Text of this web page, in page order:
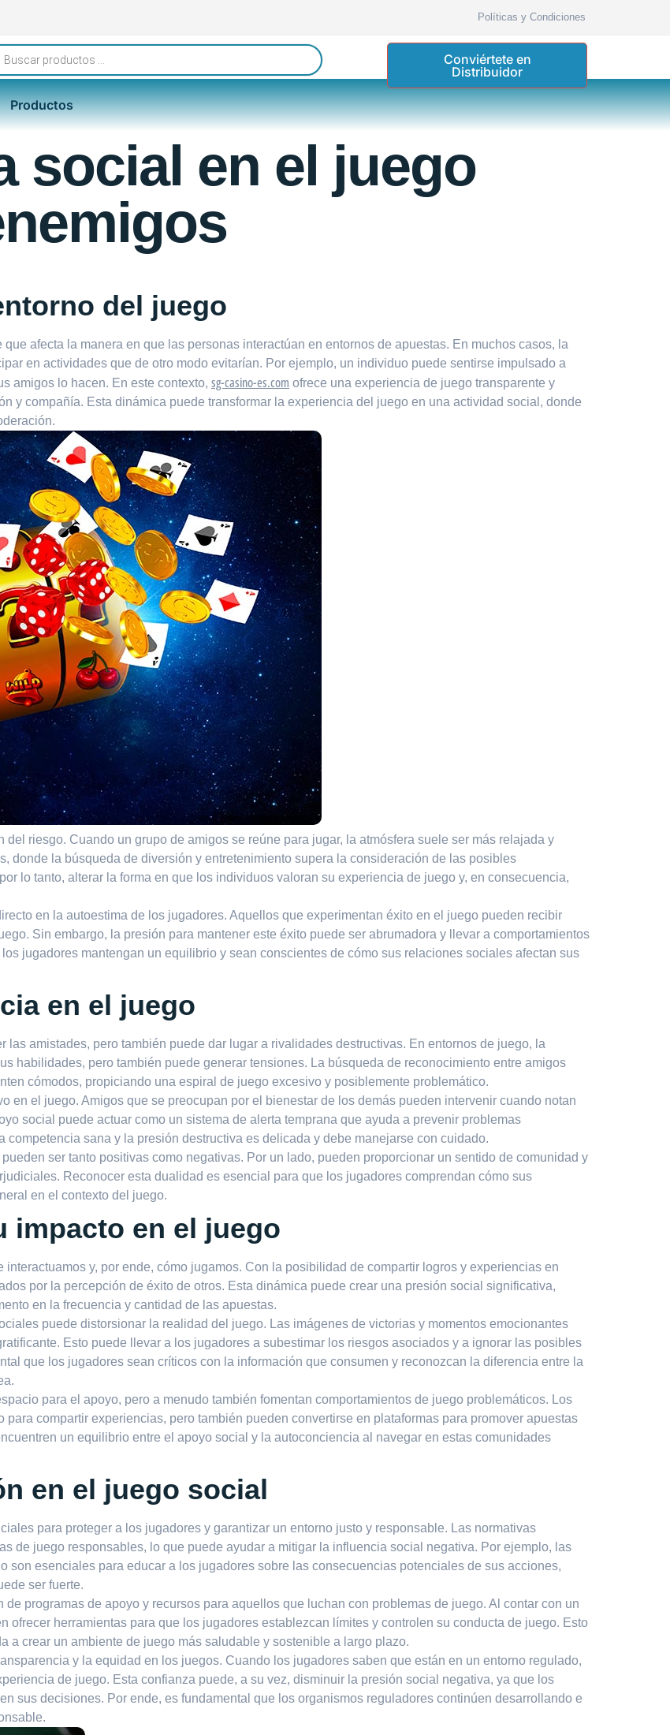
Políticas y Condiciones
Conviértete en
Distribuidor
Productos
social en el juego
del juego
afecta la manera en que las personas interactúan en entornos de apuestas. En muchos casos, la
en actividades que de otro modo evitarían. Por ejemplo, un individuo puede sentirse impulsado a
amigos lo hacen. En este contexto, sg-casino-es.com ofrece una experiencia de juego transparente y
y compañía. Esta dinámica puede transformar la experiencia del juego en una actividad social, donde
riesgo. Cuando un grupo de amigos se reúne para jugar, la atmósfera suele ser más relajada y
donde la búsqueda de diversión y entretenimiento supera la consideración de las posibles
lo tanto, alterar la forma en que los individuos valoran su experiencia de juego y, en consecuencia,
en la autoestima de los jugadores. Aquellos que experimentan éxito en el juego pueden recibir
Sin embargo, la presión para mantener este éxito puede ser abrumadora y llevar a comportamientos
jugadores mantengan un equilibrio y sean conscientes de cómo sus relaciones sociales afectan sus
en el juego
las amistades, pero también puede dar lugar a rivalidades destructivas. En entornos de juego, la
habilidades, pero también puede generar tensiones. La búsqueda de reconocimiento entre amigos
cómodos, propiciando una espiral de juego excesivo y posiblemente problemático.
en el juego. Amigos que se preocupan por el bienestar de los demás pueden intervenir cuando notan
social puede actuar como un sistema de alerta temprana que ayuda a prevenir problemas
sana y la presión destructiva es delicada y debe manejarse con cuidado.
ser tanto positivas como negativas. Por un lado, pueden proporcionar un sentido de comunidad y
Reconocer esta dualidad es esencial para que los jugadores comprendan cómo sus
en el contexto del juego.
impacto en el juego
y, por ende, cómo jugamos. Con la posibilidad de compartir logros y experiencias en
por la percepción de éxito de otros. Esta dinámica puede crear una presión social significativa,
en la frecuencia y cantidad de las apuestas.
puede distorsionar la realidad del juego. Las imágenes de victorias y momentos emocionantes
Esto puede llevar a los jugadores a subestimar los riesgos asociados y a ignorar las posibles
que los jugadores sean críticos con la información que consumen y reconozcan la diferencia entre la
para el apoyo, pero a menudo también fomentan comportamientos de juego problemáticos. Los
compartir experiencias, pero también pueden convertirse en plataformas para promover apuestas
un equilibrio entre el apoyo social y la autoconciencia al navegar en estas comunidades
en el juego social
para proteger a los jugadores y garantizar un entorno justo y responsable. Las normativas
de juego responsables, lo que puede ayudar a mitigar la influencia social negativa. Por ejemplo, las
son esenciales para educar a los jugadores sobre las consecuencias potenciales de sus acciones,
ser fuerte.
programas de apoyo y recursos para aquellos que luchan con problemas de juego. Al contar con un
ofrecer herramientas para que los jugadores establezcan límites y controlen su conducta de juego. Esto
a crear un ambiente de juego más saludable y sostenible a largo plazo.
y la equidad en los juegos. Cuando los jugadores saben que están en un entorno regulado,
de juego. Esta confianza puede, a su vez, disminuir la presión social negativa, ya que los
sus decisiones. Por ende, es fundamental que los organismos reguladores continúen desarrollando e